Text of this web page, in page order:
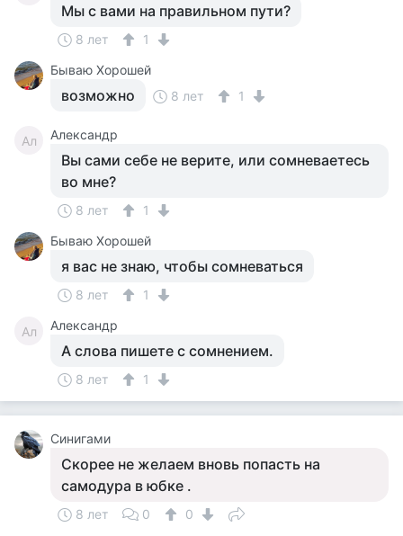
Мы с вами на правильном пути?
8 лет
1
Бываю Хорошей
возможно 8 лет 1
Ал Александр
Вы сами себе не верите, или сомневаетесь
во мне?
8 лет
1
Бываю Хорошей
я вас не знаю, чтобы сомневаться
8 лет 1
Ал Александр
А слова пишете с сомнением.
8 лет 1
Синигами
Скорее не желаем вновь попасть на
самодура в юбке .
8 лет 0 0